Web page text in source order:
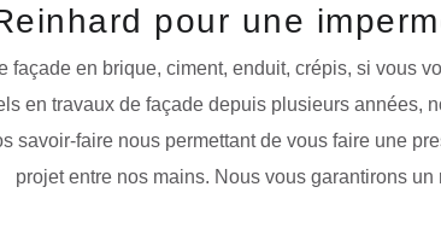
pour une
façade en brique, ciment, enduit, crépis, si vous
en travaux de façade depuis plusieurs années,
savoir-faire nous permettant de vous faire une
projet entre nos mains. Nous vous garantirons